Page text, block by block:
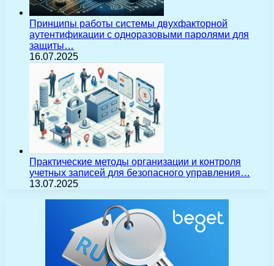
Принципы работы системы двухфакторной
аутентификации с одноразовыми паролями для
защиты…
16.07.2025
Практические методы организации и контроля
учетных записей для безопасного управления…
13.07.2025